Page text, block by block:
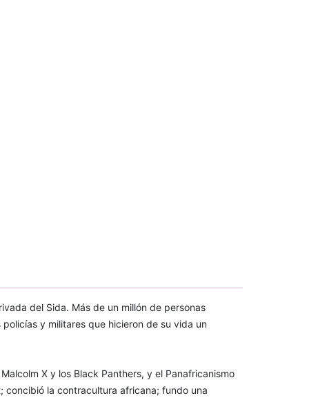
del Sida. Más de un millón de personas
y militares que hicieron de su vida un
X y los Black Panthers, y el Panafricanismo
concibió la contracultura africana; fundo una